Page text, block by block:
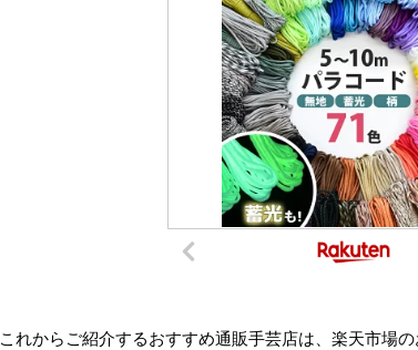
これからご紹介するおすすめ通販手芸店は、楽天市場の